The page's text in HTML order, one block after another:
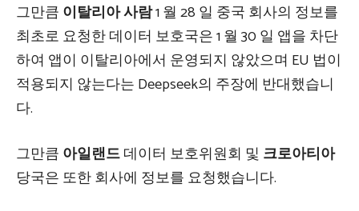
그만큼 이탈리아 사람1 월 28 일 중국 회사의 정보를
최초로 요청한 데이터 보호국은 1 월 30 일 앱을 차단
하여 앱이 이탈리아에서 운영되지 않았으며 EU 법이
적용되지 않는다는 Deepseek의 주장에 반대했습니
다.
그만큼 아일랜드데이터 보호위원회 및 크로아티아
당국은 또한 회사에 정보를 요청했습니다.